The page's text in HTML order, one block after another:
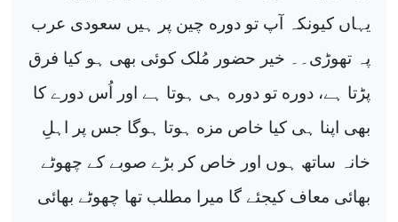
یہاں کیونکہ آپ تو دور ە چین پر ہیں سعودی عرب
پہ تھوڑی۔۔ خیر حضور مُلک کوئی بھی ہو کیا فرق
پڑتا ہے، دور ە تو دور ە ہی ہوتا ہے اور اُس دورے کا
بھی اپنا ہی کیا خاص مز ە ہوتا ہوگا جس پر اہلِ
خانہ ساتھ ہوں اور خاص کر بڑے صوبے کے چھوٹے
بھائی معاف کیجئے گا میرا مطلب تھا چھوٹے بھائی